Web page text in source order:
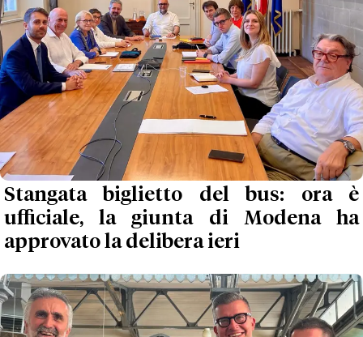
Stangata biglietto del bus: ora è
ufficiale, la giunta di Modena ha
approvato la delibera ieri